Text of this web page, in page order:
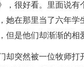
，很好看。里面说
她在那里当了六年学
但是他们却渐渐的相
却突然被一位牧师